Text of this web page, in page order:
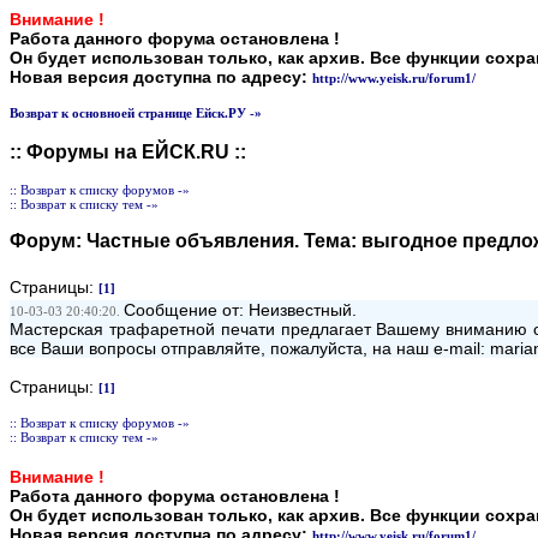
Внимание !
Работа данного форума остановлена !
Он будет использован только, как архив. Все функции
Новая версия доступна по адресу: http://www.yeisk.ru/forum1/
Возврат к основноей странице Ейск.РУ -»
:: Форумы на ЕЙСК.RU ::
:: Возврат к списку форумов -»
:: Возврат к списку тем -»
Форум: Частные объявления. Тема: выгодное
Страницы: [1]
10-03-03 20:40:20. Сообщение от: Неизвестный.
Мастерская трафаретной печати предлагает Вашему вниманию
все Ваши вопросы отправляйте, пожалуйста, на наш e-mail:
Страницы: [1]
:: Возврат к списку форумов -»
:: Возврат к списку тем -»
Внимание !
Работа данного форума остановлена !
Он будет использован только, как архив. Все функции